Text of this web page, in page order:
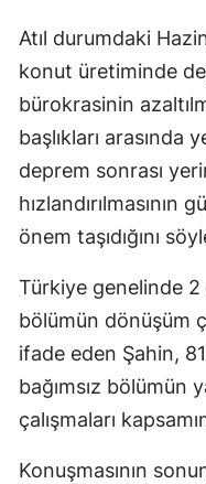
Atıl durumdaki
konut üretiminde
bürokrasinin
başlıkları arasında
deprem sonrası
hızlandırılmasının
önem taşıdığını
Türkiye genelinde 2
bölümün dönüşüm
ifade eden Şahin,
bağımsız bölümün
çalışmaları
Konuşmasının